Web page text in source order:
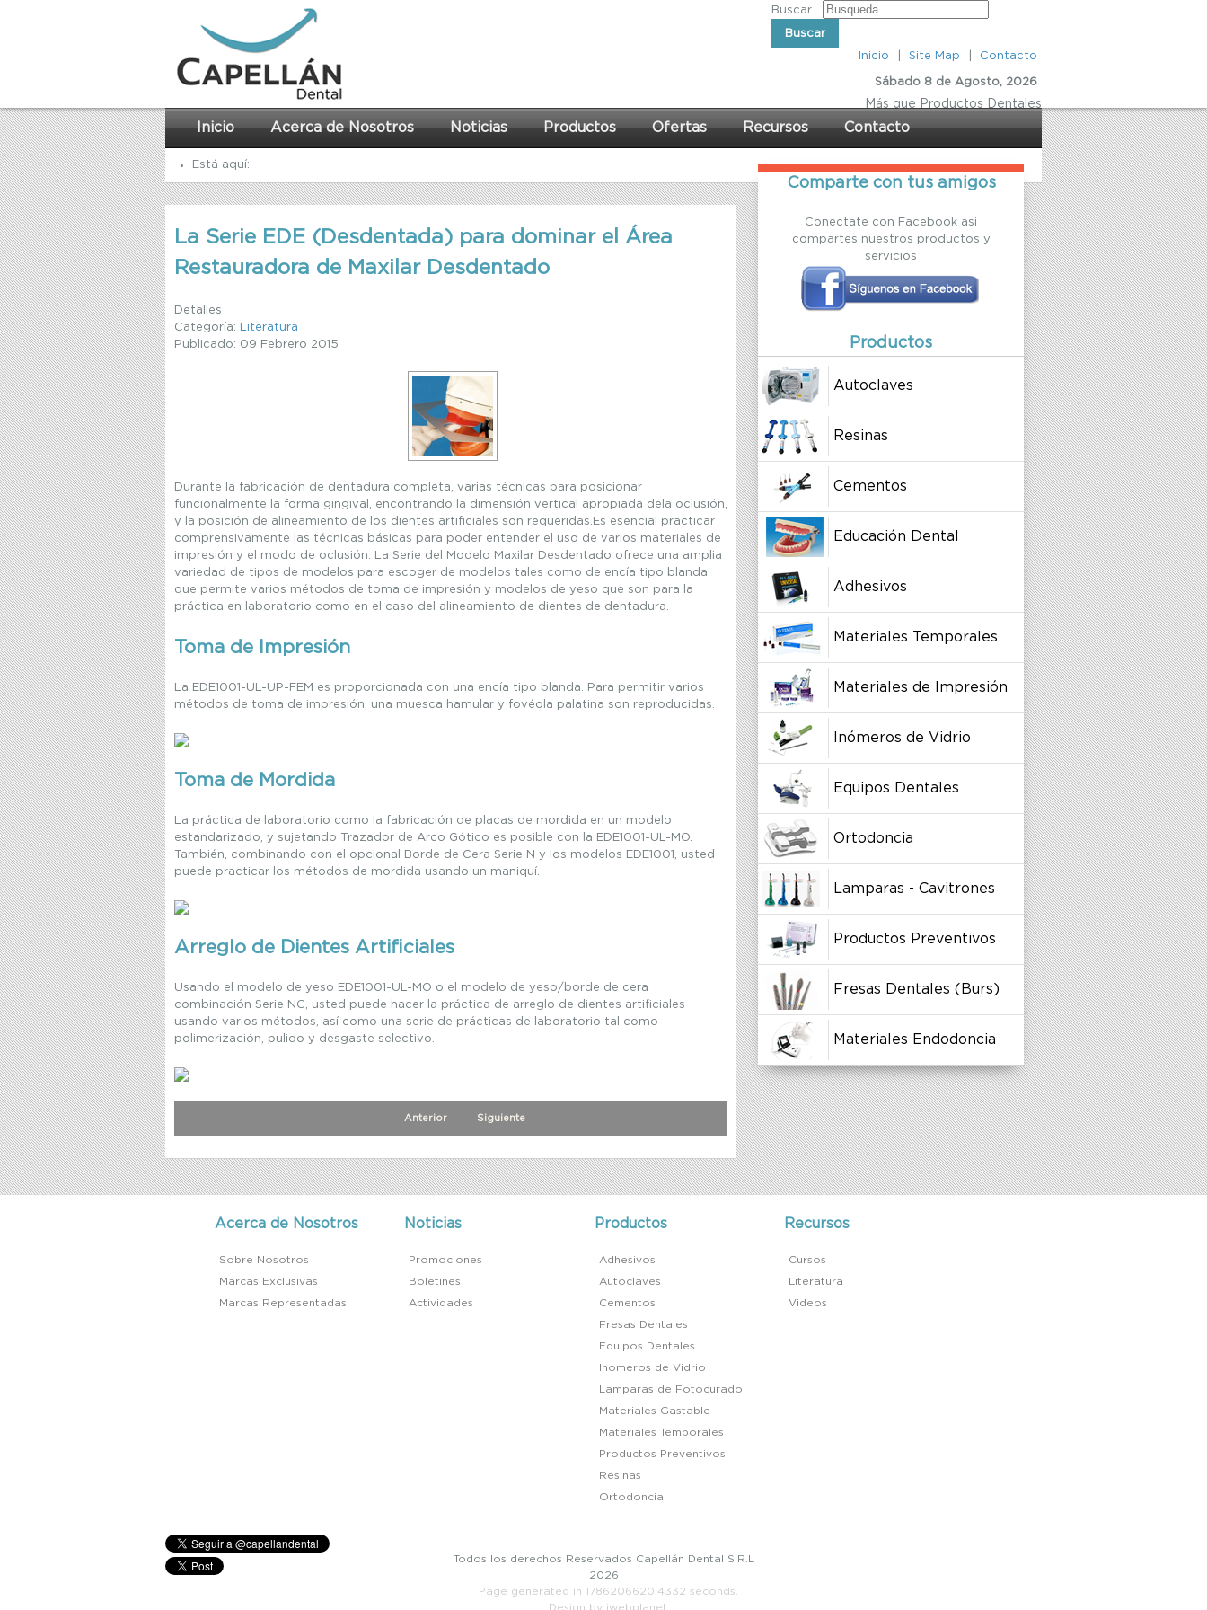
Buscar...
Buscar
Inicio Site Map Contacto
Sábado 8 de Agosto, 2026
Más que Productos Dentales
Inicio Acerca de Nosotros Noticias Productos Ofertas Recursos Contacto
Está aquí:
Inicio
Recursos
Literatura
La Serie EDE (Desdentada) para dominar el Área
Restauradora de Maxilar Desdentado
Detalles
Categoría: Literatura
Publicado: 09 Febrero 2015
Durante la fabricación de dentadura completa, varias técnicas para posicionar
funcionalmente la forma gingival, encontrando la dimensión vertical apropiada dela oclusión,
y la posición de alineamiento de los dientes artificiales son requeridas.Es esencial practicar
comprensivamente las técnicas básicas para poder entender el uso de varios materiales de
impresión y el modo de oclusión. La Serie del Modelo Maxilar Desdentado ofrece una amplia
variedad de tipos de modelos para escoger de modelos tales como de encía tipo blanda
que permite varios métodos de toma de impresión y modelos de yeso que son para la
práctica en laboratorio como en el caso del alineamiento de dientes de dentadura.
Toma de Impresión
La EDE1001-UL-UP-FEM es proporcionada con una encía tipo blanda. Para permitir varios
métodos de toma de impresión, una muesca hamular y fovéola palatina son reproducidas.
Toma de Mordida
La práctica de laboratorio como la fabricación de placas de mordida en un modelo
estandarizado, y sujetando Trazador de Arco Gótico es posible con la EDE1001-UL-MO.
También, combinando con el opcional Borde de Cera Serie N y los modelos EDE1001, usted
puede practicar los métodos de mordida usando un maniquí.
Arreglo de Dientes Artificiales
Usando el modelo de yeso EDE1001-UL-MO o el modelo de yeso/borde de cera
combinación Serie NC, usted puede hacer la práctica de arreglo de dientes artificiales
usando varios métodos, así como una serie de prácticas de laboratorio tal como
polimerización, pulido y desgaste selectivo.
Anterior Siguiente
Comparte con tus amigos
Conectate con Facebook asi
compartes nuestros productos y
servicios
Productos
Autoclaves
Resinas
Cementos
Educación Dental
Adhesivos
Materiales Temporales
Materiales de Impresión
Inómeros de Vidrio
Equipos Dentales
Ortodoncia
Lamparas - Cavitrones
Productos Preventivos
Fresas Dentales (Burs)
Materiales Endodoncia
Acerca de Nosotros
Sobre Nosotros
Marcas Exclusivas
Marcas Representadas
Noticias
Promociones
Boletines
Actividades
Productos
Adhesivos
Autoclaves
Cementos
Fresas Dentales
Equipos Dentales
Inomeros de Vidrio
Lamparas de Fotocurado
Materiales Gastable
Materiales Temporales
Productos Preventivos
Resinas
Ortodoncia
Recursos
Cursos
Literatura
Videos
Todos los derechos Reservados Capellán Dental S.R.L
2026
Page generated in 1786206620.4332 seconds.
Design by iwebplanet